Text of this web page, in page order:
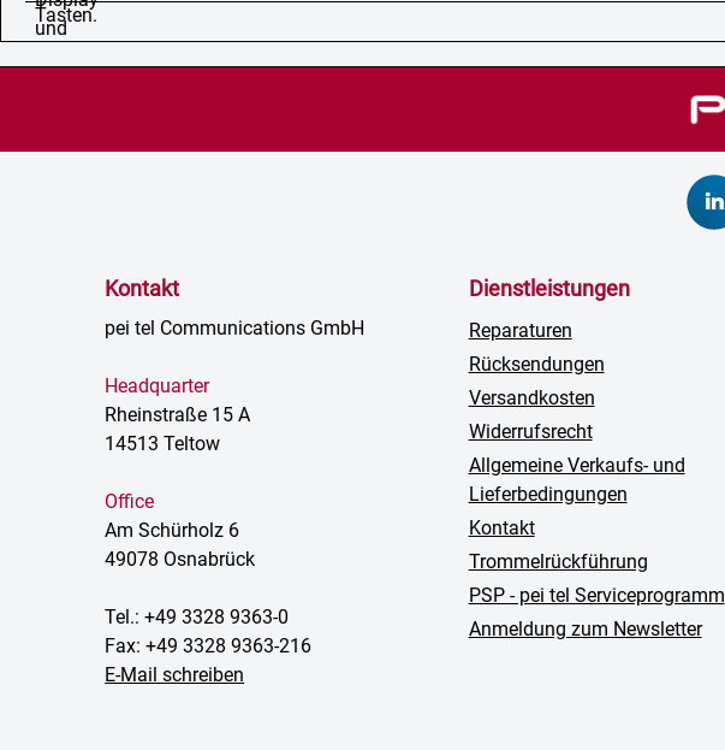
Kontakt
pei tel Communications GmbH
Headquarter
Rheinstraße 15 A
14513 Teltow
Office
Am Schürholz 6
49078 Osnabrück
Tel.: +49 3328 9363-0
Fax: +49 3328 9363-216
E-Mail schreiben
Dienstleistungen
Reparaturen
Rücksendungen
Versandkosten
Widerrufsrecht
Allgemeine Verkaufs- und
Lieferbedingungen
Kontakt
Trommelrückführung
PSP - pei tel Serviceprogramm
Anmeldung zum Newsletter